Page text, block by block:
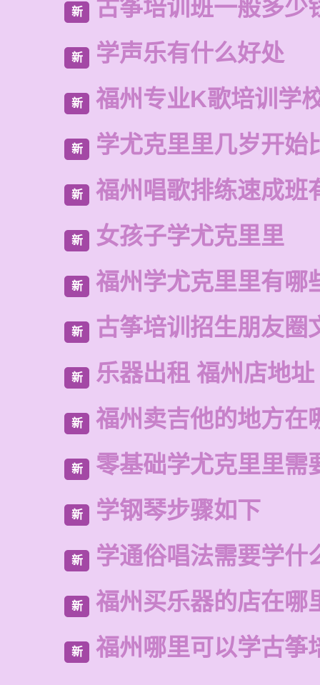
新 古筝培训班一般多少
新 学声乐有什么好处
新 福州专业K歌培训学
新 学尤克里里几岁开始
新 福州唱歌排练速成班
新 女孩子学尤克里里
新 福州学尤克里里有哪
新 古筝培训招生朋友圈
新 乐器出租 福州店地址
新 福州卖吉他的地方在
新 零基础学尤克里里需
新 学钢琴步骤如下
新 学通俗唱法需要学什
新 福州买乐器的店在哪
新 福州哪里可以学古筝